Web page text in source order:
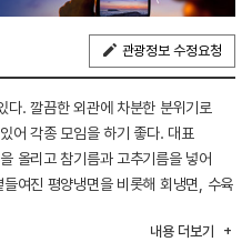
관광정보 수정요청
다. 깔끔한 외관에 차분한 분위기로
어 각종 모임을 하기 좋다. 대표
올리고 참기름과 고추기름을 넣어
여진 평양냉면을 비롯해 회냉면, 수육
내용 더보기